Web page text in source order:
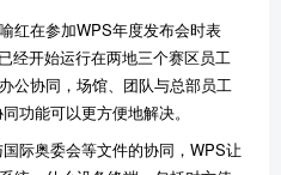
红在参加WPS年度发布会时表
经开始运行在两地三个赛区员工
公协同，场馆、团队与总部员工
功能可以更方便地解决。
际奥委会等文件的协同，WPS让